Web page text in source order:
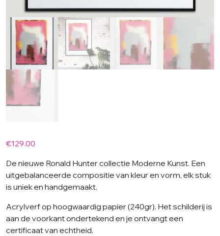
€129.00
De nieuwe Ronald Hunter collectie Moderne Kunst. Een
uitgebalanceerde compositie van kleur en vorm, elk stuk
is uniek en handgemaakt.
Acrylverf op hoogwaardig papier (240gr). Het schilderij is
aan de voorkant ondertekend en je ontvangt een
certificaat van echtheid.